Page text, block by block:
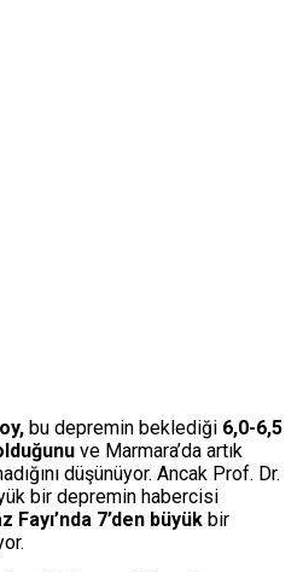
bu depremin beklediği 6,0-6,5
ve Marmara’da artık
düşünüyor. Ancak Prof. Dr.
bir depremin habercisi
Fayı’nda 7’den büyük bir